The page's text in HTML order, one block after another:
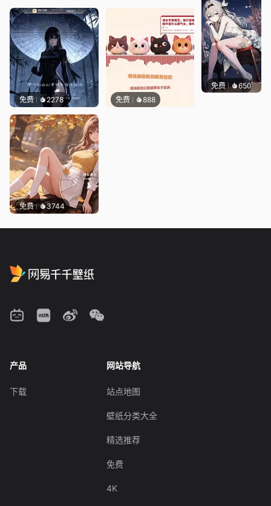
免费 2278 免费 888
免费 3744
免费 650渔小小
产品
下载
网站导航
站点地图
壁纸分类大全
精选推荐
免费
4K